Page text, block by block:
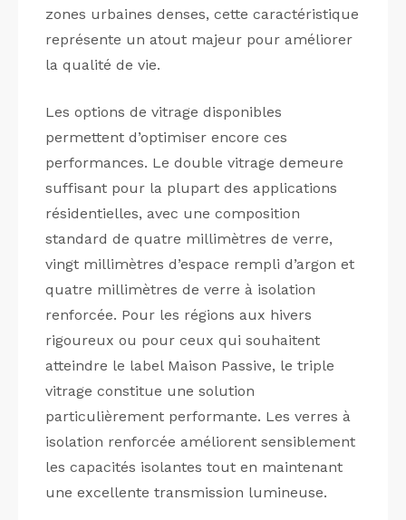
zones urbaines denses, cette caractéristique
représente un atout majeur pour améliorer
la qualité de vie.
Les options de vitrage disponibles
permettent d’optimiser encore ces
performances. Le double vitrage demeure
suffisant pour la plupart des applications
résidentielles, avec une composition
standard de quatre millimètres de verre,
vingt millimètres d’espace rempli d’argon et
quatre millimètres de verre à isolation
renforcée. Pour les régions aux hivers
rigoureux ou pour ceux qui souhaitent
atteindre le label Maison Passive, le triple
vitrage constitue une solution
particulièrement performante. Les verres à
isolation renforcée améliorent sensiblement
les capacités isolantes tout en maintenant
une excellente transmission lumineuse.